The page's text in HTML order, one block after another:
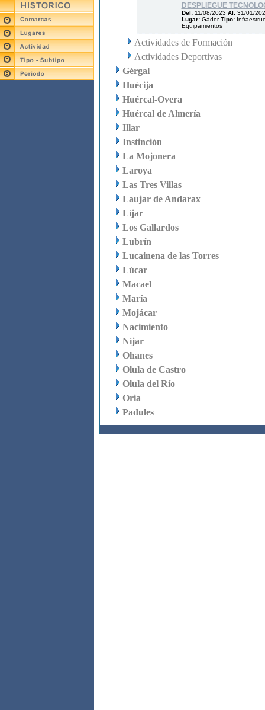
DESPLIEGUE
Del: 11/08/2023 Al: 31/01/
Lugar: GádorTipo:
Equipamientos
Actividades de Formación
Actividades Deportivas
Gérgal
Huécija
Huércal-Overa
Huércal de Almería
Illar
Instinción
La Mojonera
Laroya
Las Tres Villas
Laujar de Andarax
Líjar
Los Gallardos
Lubrín
Lucainena de las Torres
Lúcar
Macael
María
Mojácar
Nacimiento
Níjar
Ohanes
Olula de Castro
Olula del Río
Oria
Padules